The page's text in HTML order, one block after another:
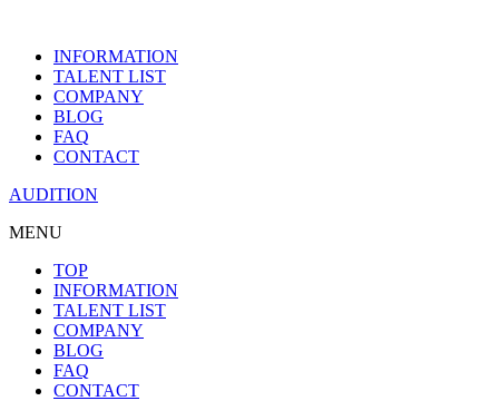
INFORMATION
TALENT LIST
COMPANY
BLOG
FAQ
CONTACT
AUDITION
MENU
TOP
INFORMATION
TALENT LIST
COMPANY
BLOG
FAQ
CONTACT